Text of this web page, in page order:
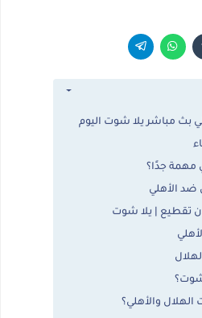
بث مباشر يلا شوت اليوم
مهمة جدًا؟
ضد الأهلي
تقطيع | يلا شوت
شوت؟
الهلال والأهلي؟